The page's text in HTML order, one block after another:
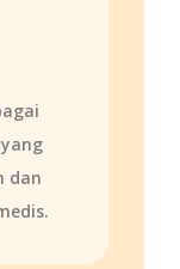
dan